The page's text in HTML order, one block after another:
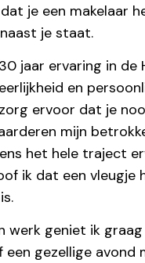
je een makelaar
je staat.
jaar ervaring in de
en
ervoor dat je
mijn
het hele traject
ik dat een
werk geniet ik
gezellige avond